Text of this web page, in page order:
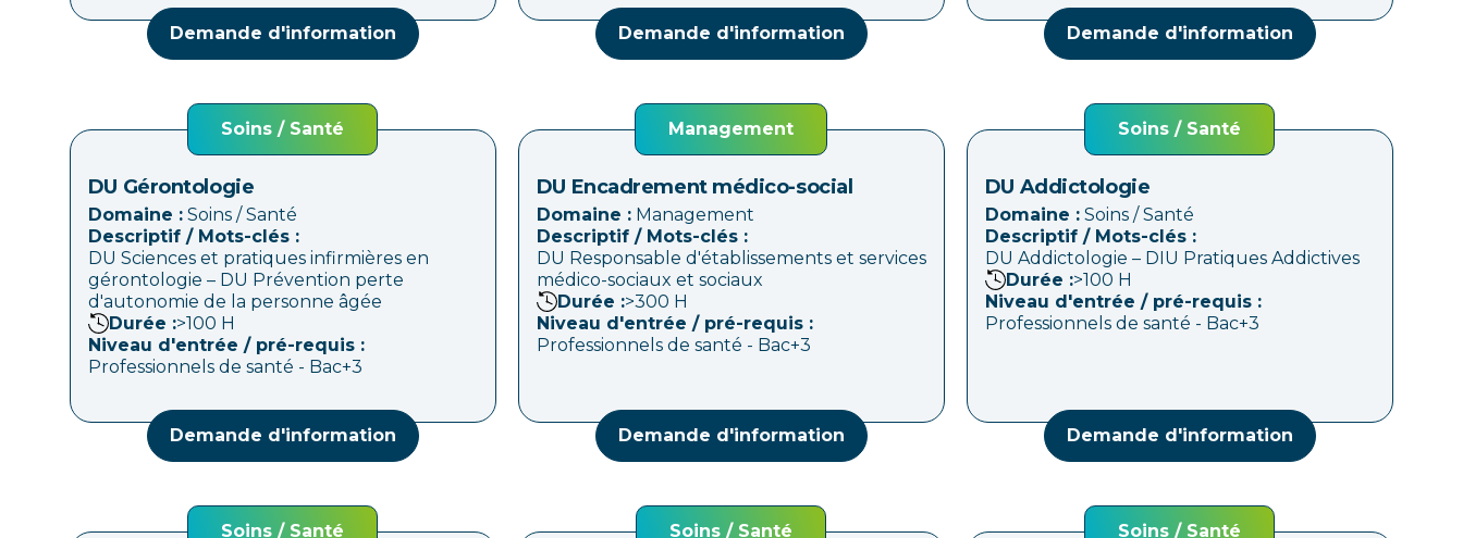
Demande d'information Demande d'information Demande d'information
Soins / Santé
DU Gérontologie
Domaine : Soins / Santé
Descriptif / Mots-clés :
DU Sciences et pratiques infirmières en
gérontologie – DU Prévention perte
d'autonomie de la personne âgée
Durée :>100 H
Niveau d'entrée / pré-requis :
Professionnels de santé - Bac+3
Demande d'information
Management
DU Encadrement médico-social
Domaine : Management
Descriptif / Mots-clés :
DU Responsable d'établissements et services
médico-sociaux et sociaux
Durée :>300 H
Niveau d'entrée / pré-requis :
Professionnels de santé - Bac+3
Demande d'information
Soins / Santé
DU Addictologie
Domaine : Soins / Santé
Descriptif / Mots-clés :
DU Addictologie – DIU Pratiques Addictives
Durée :>100 H
Niveau d'entrée / pré-requis :
Professionnels de santé - Bac+3
Demande d'information
Soins / Santé Soins / Santé Soins / Santé